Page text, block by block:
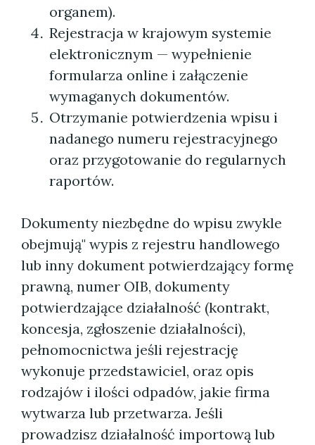
organem).
Rejestracja w krajowym systemie
elektronicznym — wypełnienie
formularza online i załączenie
wymaganych dokumentów.
Otrzymanie potwierdzenia wpisu i
nadanego numeru rejestracyjnego
oraz przygotowanie do regularnych
raportów.
Dokumenty niezbędne do wpisu zwykle
obejmują" wypis z rejestru handlowego
lub inny dokument potwierdzający formę
prawną, numer OIB, dokumenty
potwierdzające działalność (kontrakt,
koncesja, zgłoszenie działalności),
pełnomocnictwa jeśli rejestrację
wykonuje przedstawiciel, oraz opis
rodzajów i ilości odpadów, jakie firma
wytwarza lub przetwarza. Jeśli
prowadzisz działalność importową lub